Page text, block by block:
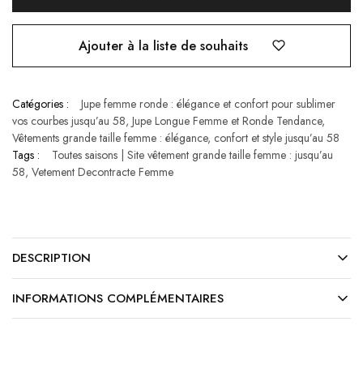
Ajouter à la liste de souhaits
Catégories :
Jupe femme ronde : élégance et confort pour sublimer
vos courbes jusqu’au 58, Jupe Longue Femme​ et Ronde Tendance,
Vêtements grande taille femme : élégance, confort et style jusqu’au 58
Tags :
Toutes saisons | Site vêtement grande taille femme : jusqu’au
58, Vetement Decontracte Femme
DESCRIPTION
INFORMATIONS COMPLÉMENTAIRES